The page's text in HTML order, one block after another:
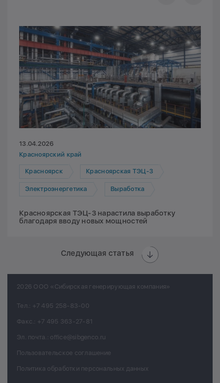
13.04.2026
Красноярский край
Красноярск Красноярская ТЭЦ-3
Электроэнергетика Выработка
Красноярская ТЭЦ-3 нарастила выработку
благодаря вводу новых мощностей
Следующая статья
2026 ООО «Сибирская генерирующая компания»
Тел.: +7 495 258-83-00
Факс.: +7 495 363-27-81
Эл. почта.: office@sibgenco.ru
Пользовательское соглашение
Политика обработки персональных данных